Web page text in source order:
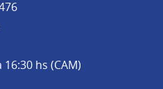
16:30 hs (CAM)